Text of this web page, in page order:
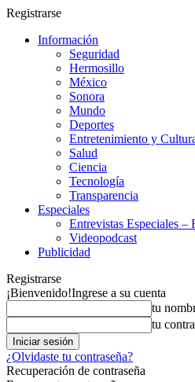
Registrarse
Información
Seguridad
Hermosillo
México
Sonora
Mundo
Deportes
Entretenimiento y
Salud
Ciencia
Tecnología
Transparencia
Especiales
Entrevistas Especiales –
Videopodcast
Publicidad
Registrarse
¡Bienvenido!Ingrese a su cuenta
tu
tu
¿Olvidaste tu contraseña?
Recuperación de contraseña